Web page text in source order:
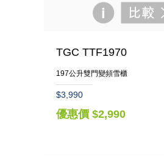
TGC TTF1970
197公升雙門變頻雪櫃
$3,990
優惠價 $2,990